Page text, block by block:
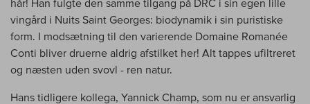
vingård i Nuits Saint Georges: biodynamik i sin puristiske
form. I modsætning til den varierende Domaine Romanée
Conti bliver druerne aldrig afstilket her! Alt tappes ufiltreret
og næsten uden svovl - ren natur.
Hans tidligere kollega, Yannick Champ, som nu er ansvarlig